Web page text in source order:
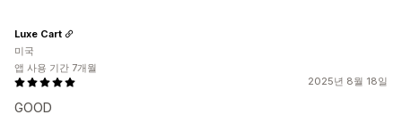
2025년 8월 18일
GOOD
Luxe Cart
미국
앱 사용 기간 7개월